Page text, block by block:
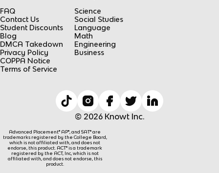
FAQ
Contact Us
Student Discounts
Blog
DMCA Takedown
Privacy Policy
COPPA Notice
Terms of Service
Science
Social Studies
Language
Math
Engineering
Business
© 2026 Knowt Inc.
Advanced Placement® AP®, and SAT® are
trademarks registered by the College Board,
which is not affiliated with, and does not
endorse, this product. ACT® is a trademark
registered by the ACT, Inc, which is not
affiliated with, and does not endorse, this
product.